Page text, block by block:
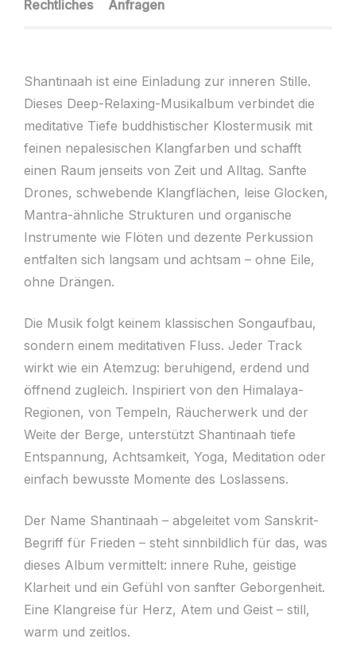
Rechtliches Anfragen
Shantinaah ist eine Einladung zur inneren Stille.
Dieses Deep-Relaxing-Musikalbum verbindet die
meditative Tiefe buddhistischer Klostermusik mit
feinen nepalesischen Klangfarben und schafft
einen Raum jenseits von Zeit und Alltag. Sanfte
Drones, schwebende Klangflächen, leise Glocken,
Mantra-ähnliche Strukturen und organische
Instrumente wie Flöten und dezente Perkussion
entfalten sich langsam und achtsam – ohne Eile,
ohne Drängen.
Die Musik folgt keinem klassischen Songaufbau,
sondern einem meditativen Fluss. Jeder Track
wirkt wie ein Atemzug: beruhigend, erdend und
öffnend zugleich. Inspiriert von den Himalaya-
Regionen, von Tempeln, Räucherwerk und der
Weite der Berge, unterstützt Shantinaah tiefe
Entspannung, Achtsamkeit, Yoga, Meditation oder
einfach bewusste Momente des Loslassens.
Der Name Shantinaah – abgeleitet vom Sanskrit-
Begriff für Frieden – steht sinnbildlich für das, was
dieses Album vermittelt: innere Ruhe, geistige
Klarheit und ein Gefühl von sanfter Geborgenheit.
Eine Klangreise für Herz, Atem und Geist – still,
warm und zeitlos.